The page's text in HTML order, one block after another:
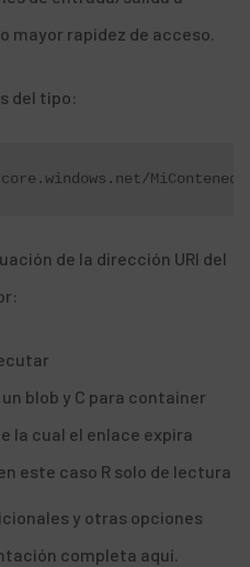
mayor rapidez de acceso.
del tipo:
MiContenedor/
de la dirección URI del
blob y C para container
la cual el enlace expira
este caso R solo de lectura
y otras opciones
completa aquí.